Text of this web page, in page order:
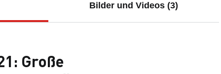
Bilder und Videos (3)
Große